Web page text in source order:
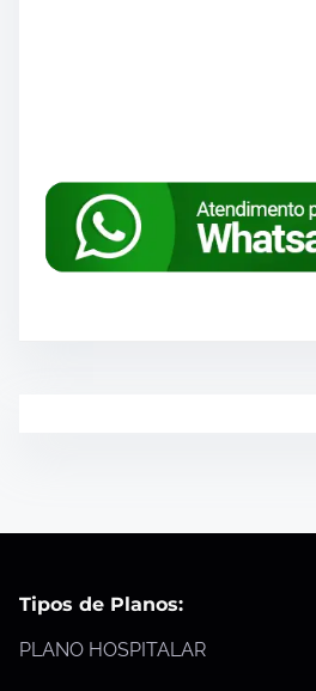
Tipos de Planos:
PLANO HOSPITALAR